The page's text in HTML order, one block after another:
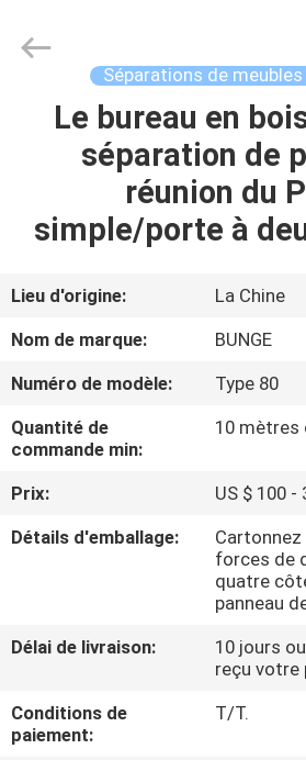
MAISON
PRODUITS
SUJET
DE
NOUS
VISITE
D'USINE
CONTRÔLE
NOUS
Material
Industrial
Séparations de meubles
Le bureau en
séparation de
réunion du
simple/porte à
Lieu d'origine:
La Chine
Nom de marque:
BUNGE
Numéro de modèle:
Type 80
Quantité de
commande min:
10 mètres
Prix:
US $ 100
Détails d'emballage:
forces de
quatre
panneau
Délai de livraison:
10 jours
reçu votre
Conditions de
paiement:
T/T.